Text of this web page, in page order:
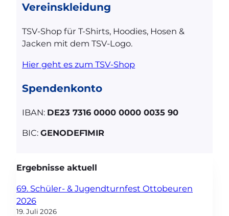
Vereinskleidung
TSV-Shop für T-Shirts, Hoodies, Hosen &
Jacken mit dem TSV-Logo.
Hier geht es zum TSV-Shop
Spendenkonto
IBAN: DE23 7316 0000 0000 0035 90
BIC:GENODEF1MIR
Ergebnisse aktuell
69. Schüler- & Jugendturnfest Ottobeuren
2026
19. Juli 2026